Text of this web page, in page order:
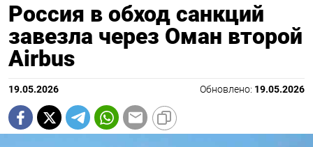
Россия в обход санкций
завезла через Оман второй
Airbus
19.05.2026 Обновлено: 19.05.2026